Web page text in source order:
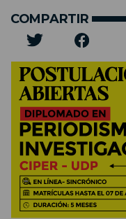
COMPARTIR